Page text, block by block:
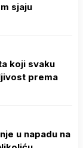
sjaju
koji svaku
prema
u napadu na